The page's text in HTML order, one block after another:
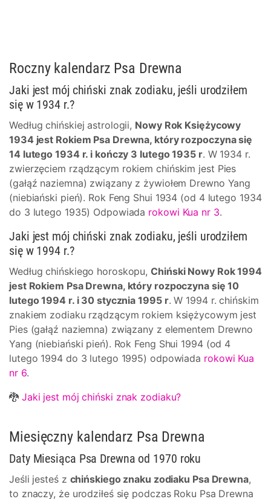
Roczny kalendarz Psa Drewna
Jaki jest mój chiński znak zodiaku, jeśli urodziłem
się w 1934 r.?
Według chińskiej astrologii, Nowy Rok Księżycowy
1934 jest Rokiem Psa Drewna, który rozpoczyna się
14 lutego 1934 r. i kończy 3 lutego 1935 r. W 1934 r.
zwierzęciem rządzącym rokiem chińskim jest Pies
(gałąź naziemna) związany z żywiołem Drewno Yang
(niebiański pień). Rok Feng Shui 1934 (od 4 lutego 1934
do 3 lutego 1935) Odpowiada rokowi Kua nr 3.
Jaki jest mój chiński znak zodiaku, jeśli urodziłem
się w 1994 r.?
Według chińskiego horoskopu,Chiński Nowy Rok 1994
jest Rokiem Psa Drewna, który rozpoczyna się 10
lutego 1994 r. i 30 stycznia 1995 r. W 1994 r. chińskim
znakiem zodiaku rządzącym rokiem księżycowym jest
Pies (gałąź naziemna) związany z elementem Drewno
Yang (niebiański pień). Rok Feng Shui 1994 (od 4
lutego 1994 do 3 lutego 1995) odpowiada rokowi Kua
nr 6.
🐉 Jaki jest mój chiński znak zodiaku?
Miesięczny kalendarz Psa Drewna
Daty Miesiąca Psa Drewna od 1970 roku
Jeśli jesteś z chińskiego znaku zodiaku Psa Drewna,
to znaczy, że urodziłeś się podczas Roku Psa Drewna